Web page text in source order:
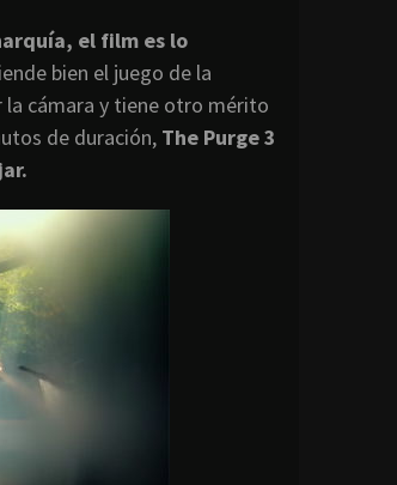
el film es lo
bien el juego de la
cámara y tiene otro mérito
de duración, The Purge 3